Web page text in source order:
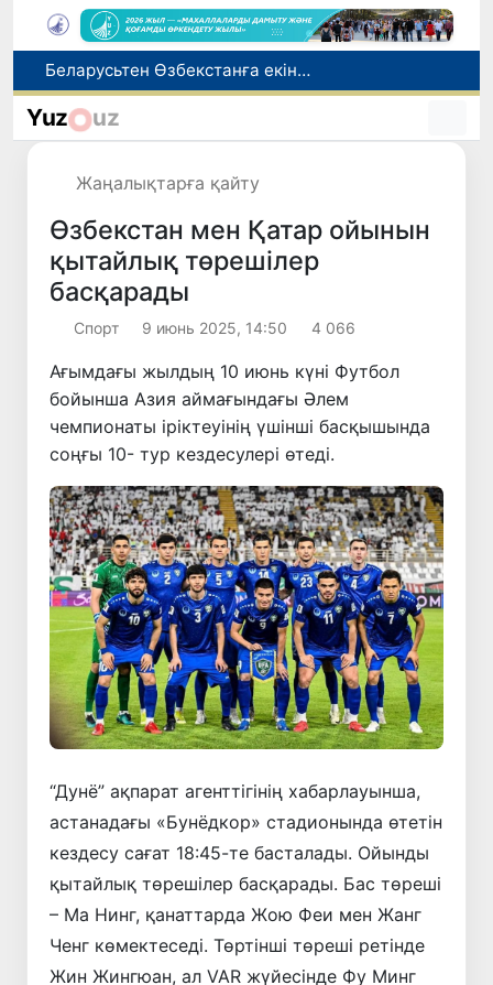
Адам саудасынан зардап шеккен азаматтар әлеуметтік қызметтермен қамтылады
Тарихи күн: Өзбекстанның «Самарқант-2028» жасанды серігі орбитаға сәтті шығарылды
Yuz uz
Жаңалықтарға қайту
Өзбекстан мен Қатар ойынын
қытайлық төрешілер
басқарады
Спорт 9 июнь 2025, 14:50 4 066
Ағымдағы жылдың 10 июнь күні Футбол
бойынша Азия аймағындағы Әлем
чемпионаты іріктеуінің үшінші басқышында
соңғы 10- тур кездесулері өтеді.
“Дунё” ақпарат агенттігінің хабарлауынша,
астанадағы «Бунёдкор» стадионында өтетін
кездесу сағат 18:45-те басталады. Ойынды
қытайлық төрешілер басқарады. Бас төреші
– Ма Нинг, қанаттарда Жою Феи мен Жанг
Ченг көмектеседі. Төртінші төреші ретінде
Жин Жингюан, ал VAR жүйесінде Фу Минг